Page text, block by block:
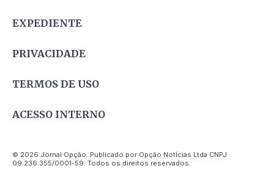
EXPEDIENTE
PRIVACIDADE
TERMOS DE USO
ACESSO INTERNO
© 2026 Jornal Opção. Publicado por Opção Notícias Ltda CNPJ
09.236.355/0001-59. Todos os direitos reservados.